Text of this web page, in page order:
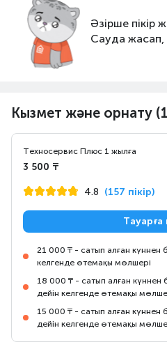
Әзірше пікір
Сауда жасап,
Кызмет және орнату
Техносервис Плюс 1 жылға
3 500 ₸
4.8 (157 пікір)
Тауарға
21 000 ₸ - сатып алған күннен
келгенде өтемақы мөлшері
18 000 ₸ - сатып алған күннен
дейін келгенде өтемақы
15 000 ₸ - сатып алған күннен
дейін келгенде өтемақы